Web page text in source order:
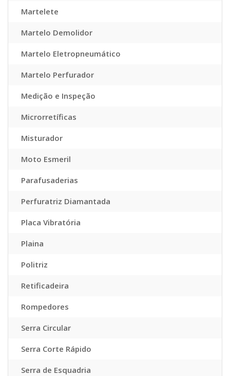
Martelete
Martelo Demolidor
Martelo Eletropneumático
Martelo Perfurador
Medição e Inspeção
Microrretíficas
Misturador
Moto Esmeril
Parafusaderias
Perfuratriz Diamantada
Placa Vibratória
Plaina
Politriz
Retificadeira
Rompedores
Serra Circular
Serra Corte Rápido
Serra de Esquadria